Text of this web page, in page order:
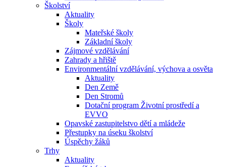
Školství
Aktuality
Školy
Mateřské školy
Základní školy
Zájmové vzdělávání
Zahrady a hřiště
Environmentální vzdělávání, výchova a osvěta
Aktuality
Den Země
Den Stromů
Dotační program Životní prostředí a
EVVO
Opavské zastupitelstvo dětí a mládeže
Přestupky na úseku školství
Úspěchy žáků
Trhy
Aktuality